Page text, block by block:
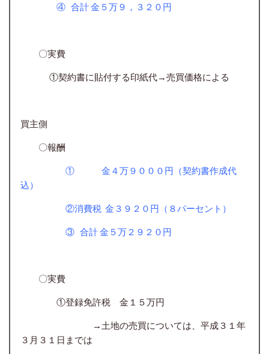
④ 合計 金５万９，３２０円
〇実費
①契約書に貼付する印紙代→売買価格による
買主側
〇報酬
① 金４万９０００円（契約書作成代
込）
②消費税 金３９２０円（８パーセント）
③ 合計 金５万２９２０円
〇実費
①登録免許税 金１５万円
→土地の売買については、平成３１年
３月３１日までは